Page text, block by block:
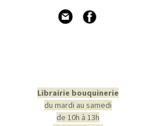
Librairie bouquinerie
du mardi au samedi
de 10h à 13h